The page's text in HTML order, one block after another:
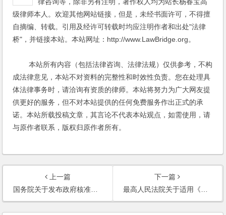
级律师本人。欢迎其他网站链接，但是，未经书面许可，不得擅
自摘编、转载。引用及经许可转载时均应注明作者和出处"法律
桥"，并链接本站。本站网址：http://www.LawBridge.org。
本站所有内容（包括法律咨询、法律法规）仅供参考，不构
成法律意见，本站不对资料的完整性和时效性负责。您在处理具
体法律事务时，请洽询有资质的律师。本站将努力为广大网友提
供更好的服务，但不对本站提供的任何免费服务作出正式的承
诺。本站所载投稿文章，其言论不代表本站观点，如需使用，请
与原作者联系，版权归原作者所有。
上一篇
国务院关于发布政府核准的投资项目目录（2016年本）的通知
下一篇
最高人民法院关于适用《中华人民共和国公司法》若干问题的规定（四）